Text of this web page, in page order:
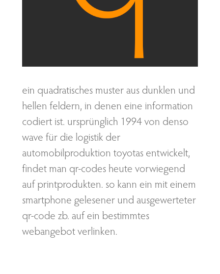
ein quadratisches muster aus dunklen und
hellen feldern, in denen eine information
codiert ist. ursprünglich 1994 von denso
wave für die logistik der
automobilproduktion toyotas entwickelt,
findet man qr-codes heute vorwiegend
auf printprodukten. so kann ein mit einem
smartphone gelesener und ausgewerteter
qr-code zb. auf ein bestimmtes
webangebot verlinken.